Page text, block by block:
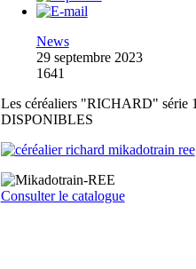
News
29 septembre 2023
1641
Les céréaliers "RICHARD" série
DISPONIBLES
Consulter le catalogue